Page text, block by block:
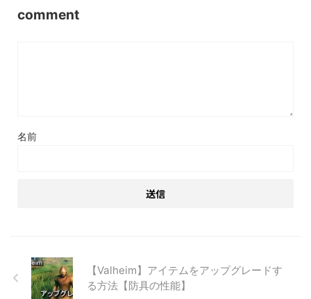
comment
名前
【Valheim】アイテムをアップグレードす
る方法【防具の性能】